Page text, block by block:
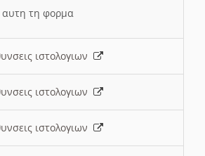
τη φορμα
ιστολογιων
ιστολογιων
ιστολογιων